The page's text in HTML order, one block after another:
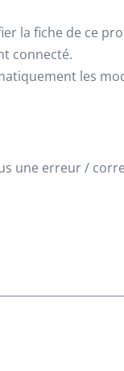
la fiche de ce
connecté.
les
une erreur /